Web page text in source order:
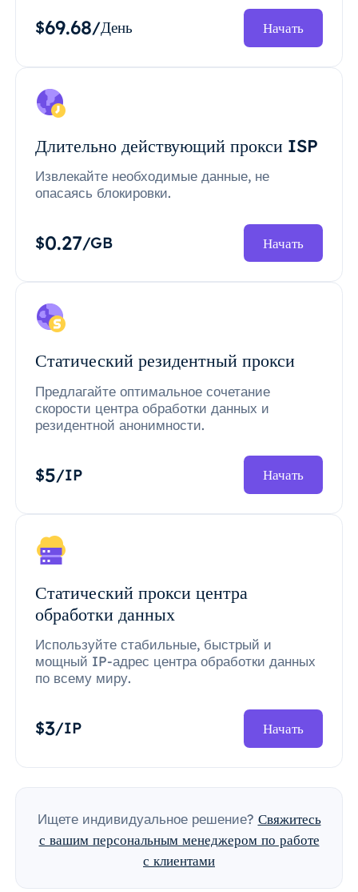
$69.68/День Начать
Длительно действующий прокси ISP
Извлекайте необходимые данные, не
опасаясь блокировки.
$0.27/GB Начать
Статический резидентный прокси
Предлагайте оптимальное сочетание
скорости центра обработки данных и
резидентной анонимности.
$5/IP Начать
Статический прокси центра
обработки данных
Используйте стабильные, быстрый и
мощный IP-адрес центра обработки данных
по всему миру.
$3/IP Начать
Ищете индивидуальное решение? Свяжитесь
с вашим персональным менеджером по работе
с клиентами